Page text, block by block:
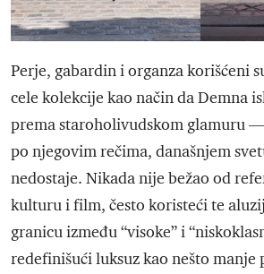
Perje, gabardin i organza korišćeni
cele kolekcije kao način da Demna
prema staroholivudskom glamuru
po njegovim rečima, današnjem
nedostaje. Nikada nije bežao od
kulturu i film, često koristeći te
granicu između “visoke” i
redefinišući luksuz kao nešto manje